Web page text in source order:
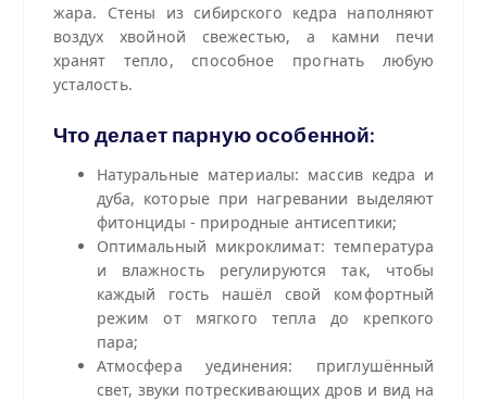
жара. Стены из сибирского кедра наполняют
воздух хвойной свежестью, а камни печи
хранят тепло, способное прогнать любую
усталость.
Что делает парную особенной:
Натуральные материалы: массив кедра и
дуба, которые при нагревании выделяют
фитонциды - природные антисептики;
Оптимальный микроклимат: температура
и влажность регулируются так, чтобы
каждый гость нашёл свой комфортный
режим от мягкого тепла до крепкого
пара;
Атмосфера уединения: приглушённый
свет, звуки потрескивающих дров и вид на